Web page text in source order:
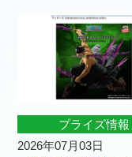
プライズ情報
2026年07月03日